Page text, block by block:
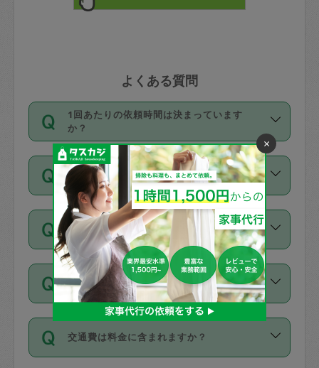
よくある質問
1回あたりの依頼時間は決まっています
か？
依頼1回につき3時間固定です。3時間を
超えて依頼したい場合は、延長機能をご
利用ください。機能をご利用いただくに
は、タスカジさんに事前に相談し、合意
の上事前申請することが必要です。な
お、3時間を下回っても、値引き等はござ
いません。
価格はどうやって決まっていますか？
11種類の価格帯の中からタスカジさん自
身が価格を選んで設定しています。
タスカジさんの価格設定には最初は制限
があり、レビュー件数、レビューの平均
値、などで除々に設定可能な最高額が上
がっていく仕組みになっています。
支払い方法を教えてください
お支払方法はクレジットカード（Visa／
Master／JCB／AMERICAN EXPRESS／
Diners Club）のみとなります。
カード情報のご登録は、依頼リクエスト
を行う際にご入力ください。プロフィー
ル登録時にはご入力いただかなくても大
同じタスカジさんに定期的にお願いする場
合はお得になる？
依頼には「スポット」と「定期（毎週｜
隔週）」があり、「定期」の依頼は「ス
ポット」よりお得な料金でご利用できま
交通費は料金に含まれますか？
×